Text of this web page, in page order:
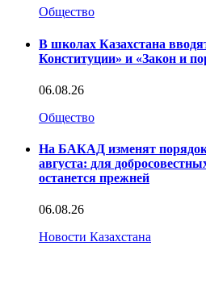
Общество
В школах Казахстана
Конституции» и «Закон и
06.08.26
Общество
На БАКАД изменят порядок
августа: для
останется прежней
06.08.26
Новости Казахстана